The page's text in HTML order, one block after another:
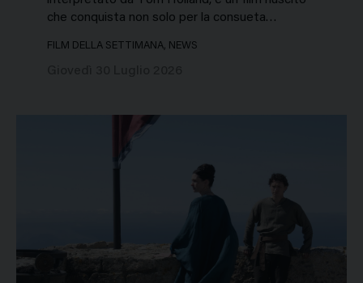
che conquista non solo per la consueta…
FILM DELLA SETTIMANA, NEWS